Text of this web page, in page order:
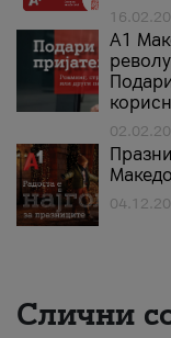
А1
Слични